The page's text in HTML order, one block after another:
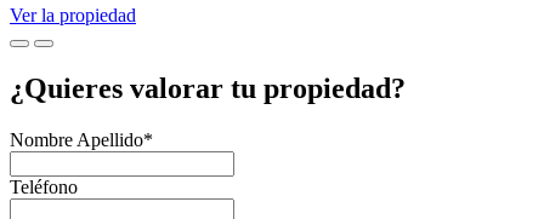
Ver la propiedad
¿Quieres valorar tu propiedad?
Nombre Apellido*
Teléfono